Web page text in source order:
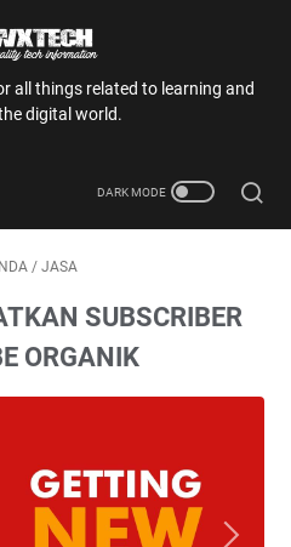
all things related to learning and
digital world.
/ JASA
SUBSCRIBER
ORGANIK